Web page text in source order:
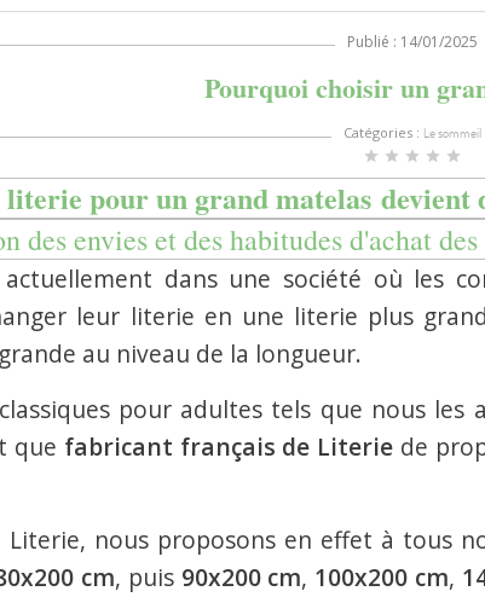
Publié : 14/01/2025
Pourquoi choisir un
Catégories : Le sommeil
star star star star star
literie pour un grand matelas devient
des envies et des habitudes d'achat
actuellement dans une société où les
leur literie en une literie plus
au niveau de la longueur.
pour adultes tels que nous
que fabricant français de Literie de
nous proposons en effet à tous
cm, puis 90x200 cm, 100x200 cm,